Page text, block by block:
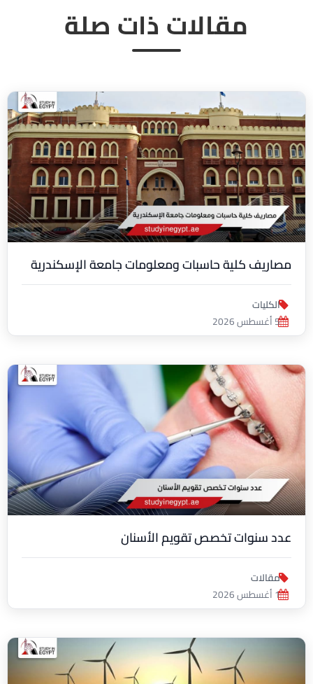
مقالات ذات صلة
مصاريف كلية حاسبات ومعلومات جامعة الإسكندرية
الكليات
5 أغسطس 2026
عدد سنوات تخصص تقويم الأسنان
مقالات
1 أغسطس 2026